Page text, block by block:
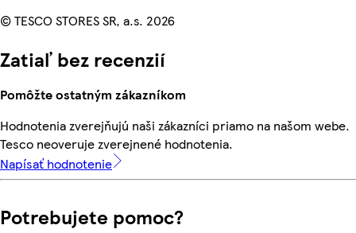
© TESCO STORES SR, a.s. 2026
Zatiaľ bez recenzií
Pomôžte ostatným zákazníkom
Hodnotenia zverejňujú naši zákazníci priamo na našom webe.
Tesco neoveruje zverejnené hodnotenia.
Napísať hodnotenie
Potrebujete pomoc?